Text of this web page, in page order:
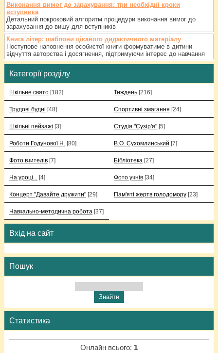
Виконання вимог до зарахування: три необхідні кроки
вступника
Детальний покроковий алгоритм процедури виконання вимог до
зарахування до вишу для вступників
Книга літер: шаблони цікавого дидактичного матеріалу
Поступове наповнення особистої книги формуватиме в дитини
відчуття авторства і досягнення, підтримуючи інтерес до навчання
Категорії розділу
Шкільне свято [182] Тиждень [216]
Трудові будні [48] Спортивні змагання [24]
Шкільні пейзажі [3] Студія "Сузір'я" [5]
Роботи Годунової Н. [80] В.О. Сухомлинський [7]
Фото вчителів [7] Бібліотека [27]
На уроці... [4] Фото учнів [34]
Концерт "Давайте дружити" [29] Пам'яті жертв голодомору [23]
Навчально-методична робота [37]
Вхід на сайт
Пошук
Статистика
Онлайн всього: 1